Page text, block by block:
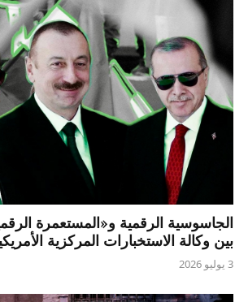
الجاسوسية الرقمية و«المستعمرة
بين وكالة الاستخبارات المركزية
3 يوليو 2026